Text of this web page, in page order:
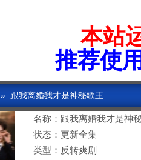
本站
推荐使
» 跟我离婚我才是神秘歌王
名称：跟我离婚我才是神
状态：更新全集
类型：反转爽剧